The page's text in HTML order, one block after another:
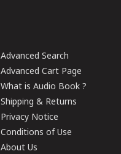
Advanced Search
Advanced Cart Page
What is Audio Book ?
Shipping & Returns
Privacy Notice
Conditions of Use
About Us